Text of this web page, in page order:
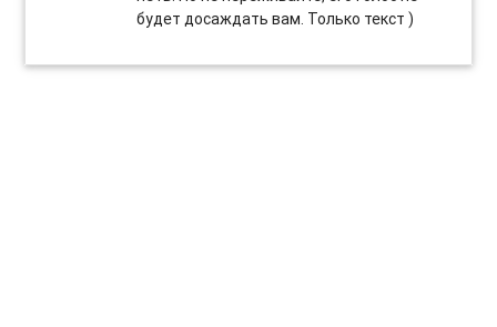
будет досаждать вам. Только текст )